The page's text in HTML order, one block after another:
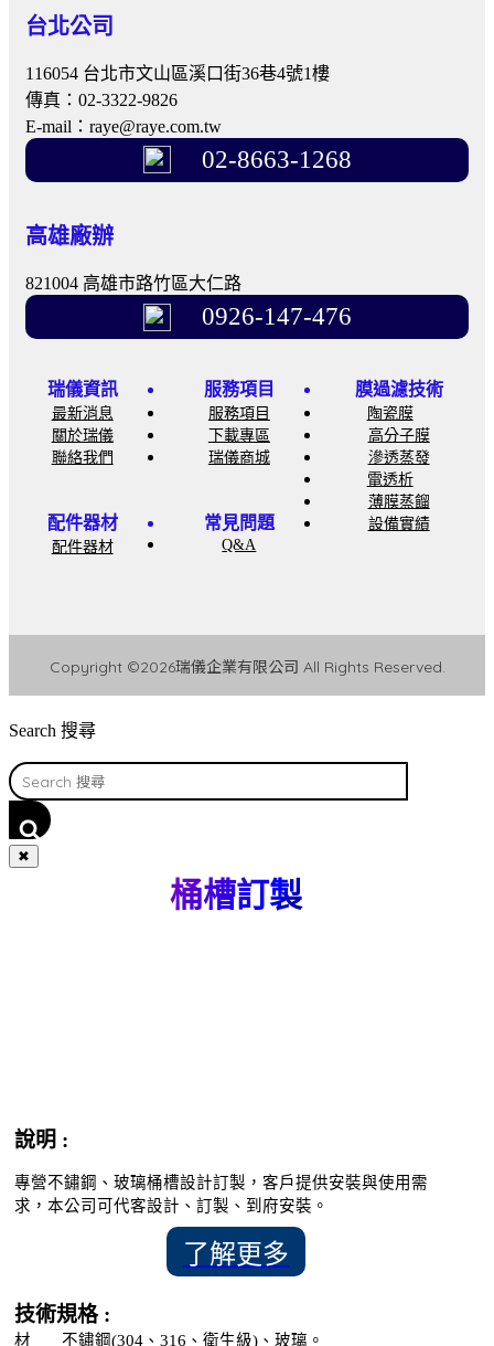
台北公司
116054 台北市文山區溪口街36巷4號1樓
傳真：02-3322-9826
E-mail：raye@raye.com.tw
02-8663-1268
高雄廠辦
821004 高雄市路竹區大仁路
0926-147-476
瑞儀資訊
最新消息
關於瑞儀
聯絡我們
服務項目
服務項目
下載專區
瑞儀商城
膜過濾技術
陶瓷膜
高分子膜
滲透蒸發
電透析
薄膜蒸餾
設備實績
配件器材
配件器材
常見問題
Q&A
Copyright ©2026瑞儀企業有限公司 All Rights Reserved.
Search 搜尋
✖
桶槽訂製
說明 :
專營不鏽鋼、玻璃桶槽設計訂製，客戶提供安裝與使用需
求，本公司可代客設計、訂製、到府安裝。
了解更多
技術規格 :
材 不鏽鋼(304、316、衛生級)、玻璃。